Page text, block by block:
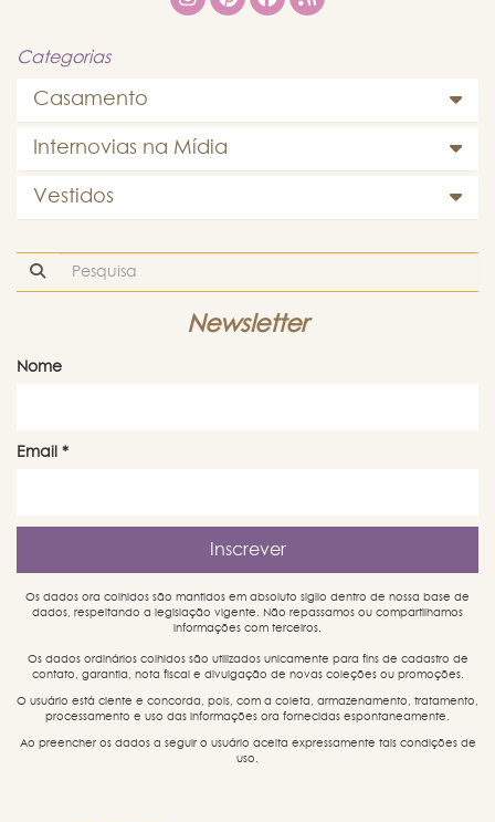
Categorias
Casamento
Internovias na Mídia
Vestidos
Newsletter
Nome
Email *
Os dados ora colhidos são mantidos em absoluto sigilo dentro de nossa base de
dados, respeitando a legislação vigente. Não repassamos ou compartilhamos
informações com terceiros.
Os dados ordinários colhidos são utilizados unicamente para fins de cadastro de
contato, garantia, nota fiscal e divulgação de novas coleções ou promoções.
O usuário está ciente e concorda, pois, com a coleta, armazenamento, tratamento,
processamento e uso das informações ora fornecidas espontaneamente.
Ao preencher os dados a seguir o usuário aceita expressamente tais condições de
uso.